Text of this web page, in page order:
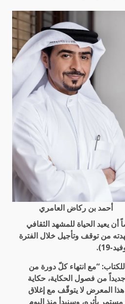
أحمد بن ركاض العامري
يعيد الحياة للمشهد الثقافي
من توقف وتأجيل خلال الفترة
19).
“مع انتهاء كلّ دورة من
من فصول الحكاية، حكاية
هذا المعرض لا يتوقّف مع إغلاق
بأثره، وسنبدأ منذ اليوم